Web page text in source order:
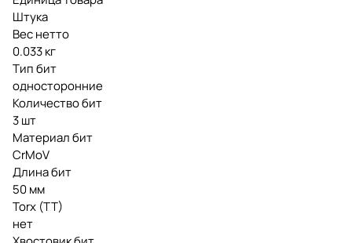
Штука
Вес нетто
0.033 кг
Тип бит
односторонние
Количество бит
3 шт
Материал бит
CrMoV
Длина бит
50 мм
Torx (TT)
нет